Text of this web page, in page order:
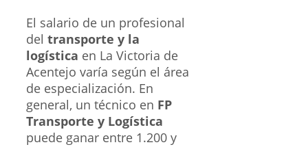
El salario de un profesional
del transporte y la
logística en La Victoria de
Acentejo varía según el área
de especialización. En
general, un técnico en FP
Transporte y Logística
puede ganar entre 1.200 y